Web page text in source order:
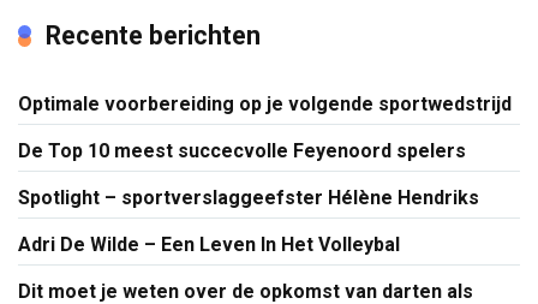
Recente berichten
Optimale voorbereiding op je volgende sportwedstrijd
De Top 10 meest succecvolle Feyenoord spelers
Spotlight – sportverslaggeefster Hélène Hendriks
Adri De Wilde – Een Leven In Het Volleybal
Dit moet je weten over de opkomst van darten als